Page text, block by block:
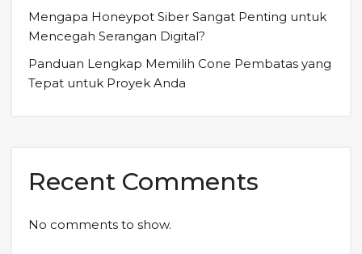
Mengapa Honeypot Siber Sangat Penting untuk
Mencegah Serangan Digital?
Panduan Lengkap Memilih Cone Pembatas yang
Tepat untuk Proyek Anda
Recent Comments
No comments to show.